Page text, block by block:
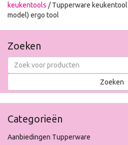
keukentools / Tupperware
model) ergo tool
Zoeken
Categorieën
Aanbiedingen Tupperware